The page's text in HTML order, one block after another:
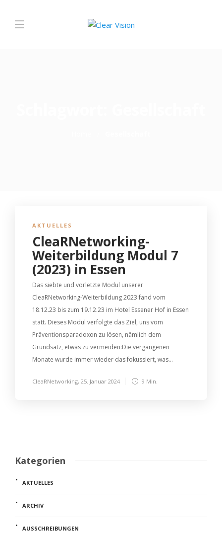
AKTUELLES
CleaRNetworking-
Weiterbildung Modul 7
(2023) in Essen
Das siebte und vorletzte Modul unserer
CleaRNetworking-Weiterbildung 2023 fand vom
18.12.23 bis zum 19.12.23 im Hotel Essener Hof in Essen
statt. Dieses Modul verfolgte das Ziel, uns vom
Präventionsparadoxon zu lösen, nämlich dem
Grundsatz, etwas zu vermeiden:Die vergangenen
Monate wurde immer wieder das fokussiert, was...
CleaRNetworking, 25. Januar 2024 9 Min.
Kategorien
AKTUELLES
ARCHIV
AUSSCHREIBUNGEN